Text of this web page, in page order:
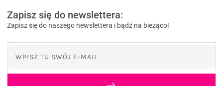
Zapisz się do newslettera:
Zapisz się do naszego newslettera i bądź na bieżąco!